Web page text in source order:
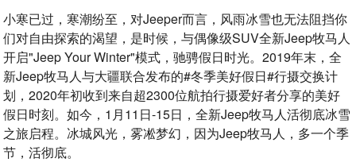
小寒已过，寒潮纷至，对Jeeper而言，风雨冰雪也无法阻挡你
们对自由探索的渴望，是时候，与偶像级SUV全新Jeep牧马人
开启"Jeep Your Winter"模式，驰骋假日时光。2019年末，全
新Jeep牧马人与大疆联合发布的#冬季美好假日#行摄交换计
划，2020年初收到来自超2300位航拍行摄爱好者分享的美好
假日时刻。如今，1月11日-15日，全新Jeep牧马人活彻底冰雪
之旅启程。冰城风光，雾凇梦幻，因为Jeep牧马人，多一个季
节，活彻底。